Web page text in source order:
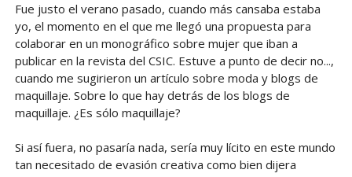
Fue justo el verano pasado, cuando más cansaba estaba
yo, el momento en el que me llegó una propuesta para
colaborar en un monográfico sobre mujer que iban a
publicar en la revista del CSIC. Estuve a punto de decir no...,
cuando me sugirieron un artículo sobre moda y blogs de
maquillaje. Sobre lo que hay detrás de los blogs de
maquillaje. ¿Es sólo maquillaje?
Si así fuera, no pasaría nada, sería muy lícito en este mundo
tan necesitado de evasión creativa como bien dijera